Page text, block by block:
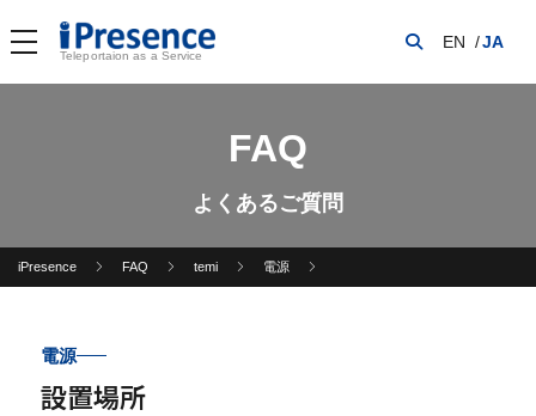
Teleportaion as a Service
EN JA
FAQ
よくあるご質問
iPresence FAQ temi 電源
電源
設置場所